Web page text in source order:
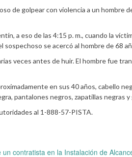
de golpear con violencia a un hombre
a eso de las 4:15 p. m., cuando la
sospechoso se acercó al hombre de 68
veces antes de huir. El hombre fue
en sus 40 años, cabello
pantalones negros, zapatillas negras
al 1-888-57-PISTA.
contratista en la Instalación de